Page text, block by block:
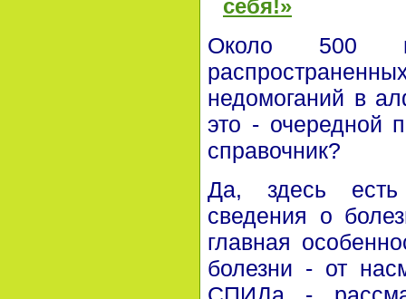
себя!»
Около 500
недомоганий в
это - очередной
справочник?
Да, здесь есть
сведения о
главная
болезни - от